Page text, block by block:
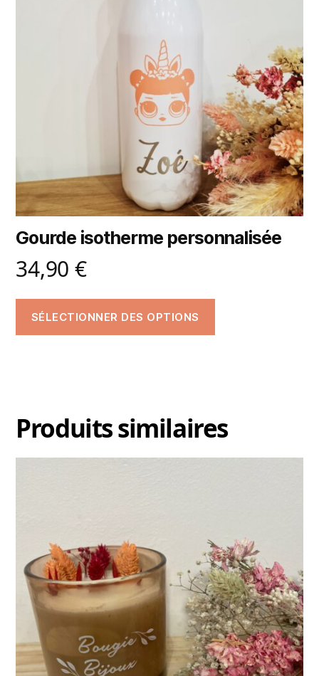
Gourde isotherme personnalisée
34,90 €
SÉLECTIONNER DES OPTIONS
Produits similaires